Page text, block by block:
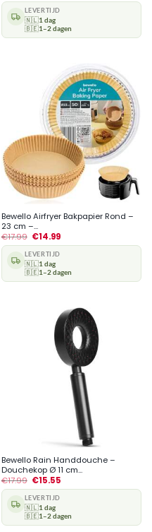
LEVERTIJD
🇳🇱1 dag
🇧🇪1–2 dagen
Bewello Airfryer Bakpapier Rond –
23 cm –...
€17.99 €14.99
LEVERTIJD
🇳🇱1 dag
🇧🇪1–2 dagen
Bewello Rain Handdouche –
Douchekop Ø 11 cm...
€17.99 €15.55
LEVERTIJD
🇳🇱1 dag
🇧🇪1–2 dagen